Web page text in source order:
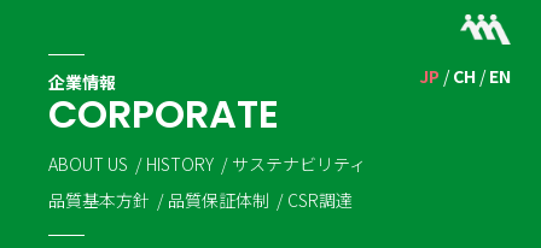
JP CH EN
企業情報
CORPORATE
ABOUT US HISTORY
サステナビリティ
品質基本方針
品質保証体制 CSR調達